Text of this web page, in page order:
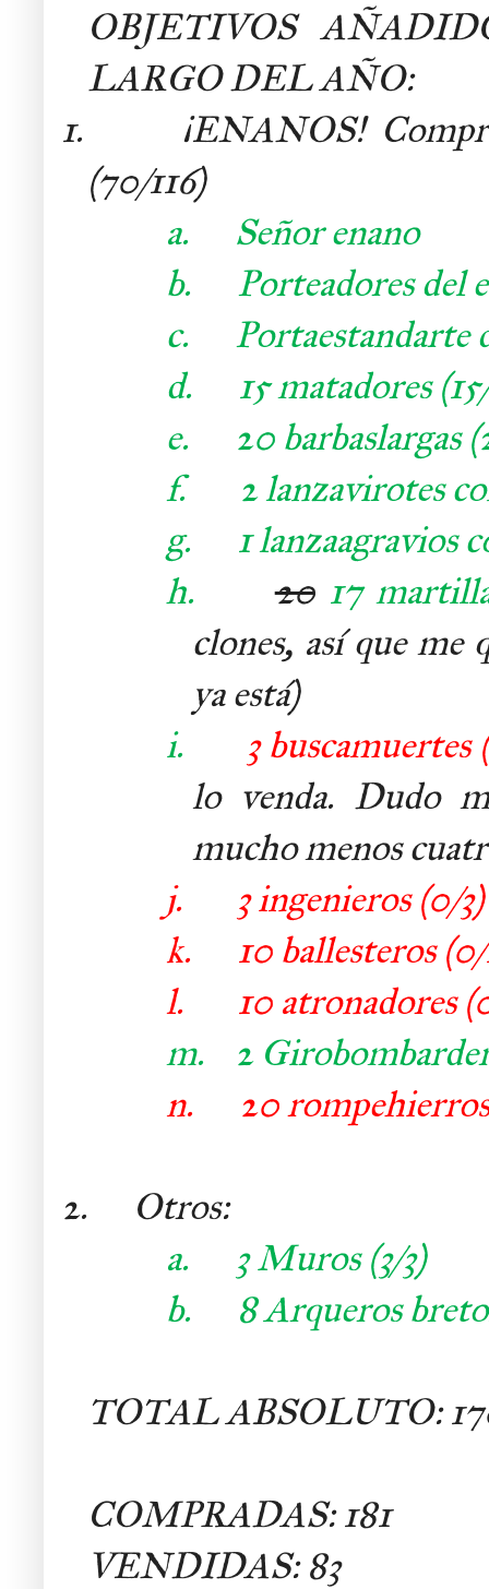
OBJETIVOS
LARGO DEL AÑO:
1. ¡ENANOS!
(70/116)
a.
Señor enano
b.
Porteadores del
c.
Portaestandarte
d.
15 matadores
e.
20 barbaslargas
f.
2 lanzavirotes
g.
1 lanzaagravios
h.
2017
clones, así que me
ya está)
i.
3 buscamuertes
lo venda. Dudo
mucho menos
j.
3 ingenieros (0/3)
k.
10 ballesteros
l.
10 atronadores
m.
2
n.
20
2. Otros:
a.
3 Muros (3/3)
b.
8 Arqueros
TOTAL ABSOLUTO:
COMPRADAS: 181
VENDIDAS: 83